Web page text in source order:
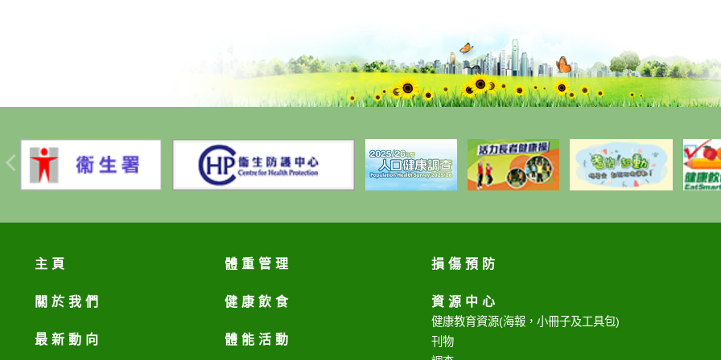
主頁
關於我們
最新動向
體重管理
健康飲食
體能活動
損傷預防
資源中心
健康教育資源(海報，小冊子及工具包)
刊物